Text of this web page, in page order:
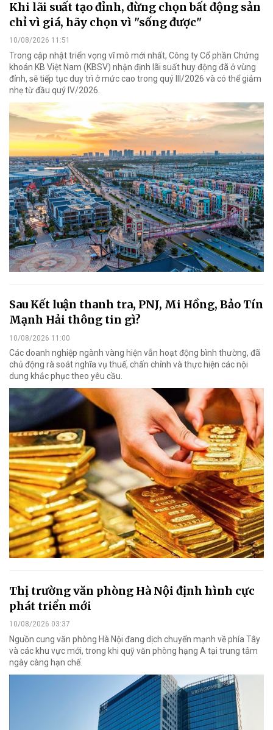
Khi lãi suất tạo đỉnh, đừng chọn bất động sản
chỉ vì giá, hãy chọn vì "sống được"
10/08/2026 11:51
Trong cập nhật triển vọng vĩ mô mới nhất, Công ty Cổ phần Chứng
khoán KB Việt Nam (KBSV) nhận định lãi suất huy động đã ở vùng
đỉnh, sẽ tiếp tục duy trì ở mức cao trong quý III/2026 và có thể giảm
nhẹ từ đầu quý IV/2026.
Sau Kết luận thanh tra, PNJ, Mi Hồng, Bảo Tín
Mạnh Hải thông tin gì?
10/08/2026 11:00
Các doanh nghiệp ngành vàng hiện vẫn hoạt động bình thường, đã
chủ động rà soát nghĩa vụ thuế, chấn chỉnh và thực hiện các nội
dung khắc phục theo yêu cầu.
Thị trường văn phòng Hà Nội định hình cực
phát triển mới
10/08/2026 03:37
Nguồn cung văn phòng Hà Nội đang dịch chuyển mạnh về phía Tây
và các khu vực mới, trong khi quỹ văn phòng hạng A tại trung tâm
ngày càng hạn chế.